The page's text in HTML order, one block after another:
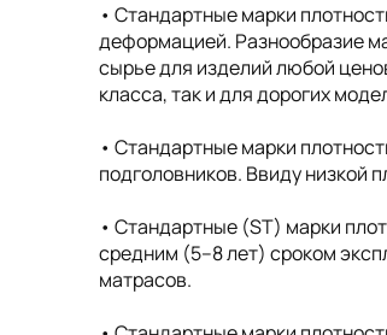
• Cтандартные марки
деформацией. Разнообразие
сырье для изделий любой
класса, так и для дорогих
• Cтандартные марки
подголовников. Ввиду низкой
• Стандартные (ST) марки
средним (5–8 лет) сроком
матрасов.